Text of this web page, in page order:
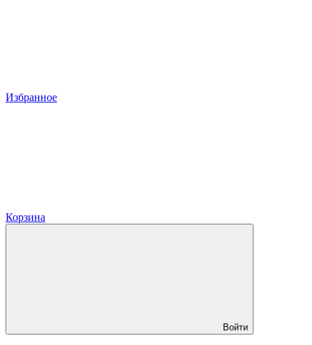
Избранное
Корзина
Войти